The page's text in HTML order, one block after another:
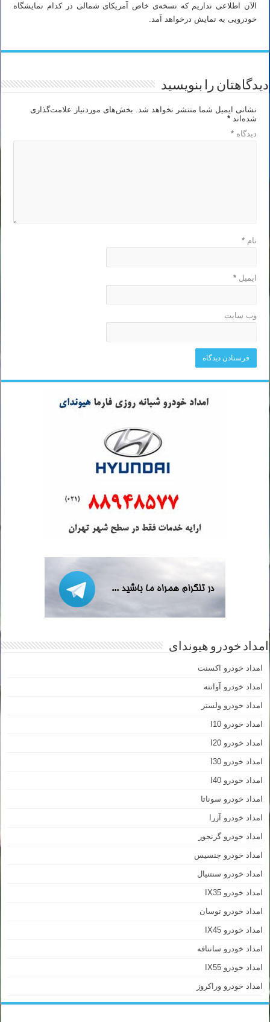
الآن اطلاعی نداریم که نسخه‌ی خاص آمریکای شمالی در کدام نمایشگاه
خودرویی به نمایش درخواهد آمد.
دیدگاهتان را بنویسید
نشانی ایمیل شما منتشر نخواهد شد.
بخش‌های موردنیاز علامت‌گذاری
شده‌اند*
دیدگاه*
نام*
ایمیل*
وب‌ سایت
امداد خودرو هیوندای
امداد خودرو اکسنت
امداد خودرو آوانته
امداد خودرو ولستر
امداد خودرو I10
امداد خودرو I20
امداد خودرو I30
امداد خودرو I40
امداد خودرو سوناتا
امداد خودرو آزرا
امداد خودرو گرنجور
امداد خودرو جنسیس
امداد خودرو سنتنیال
امداد خودرو IX35
امداد خودرو توسان
امداد خودرو IX45
امداد خودرو سانتافه
امداد خودرو IX55
امداد خودرو وراکروز